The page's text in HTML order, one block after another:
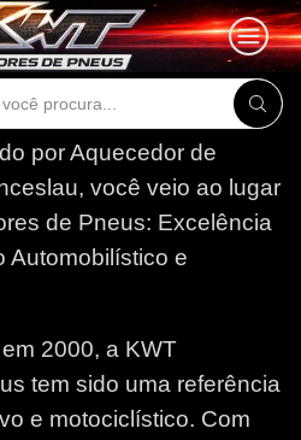
Search
por Aquecedor de
você veio ao lugar
de Pneus: Excelência
Automobilístico e
2000, a KWT
tem sido uma referência
e motociclístico. Com